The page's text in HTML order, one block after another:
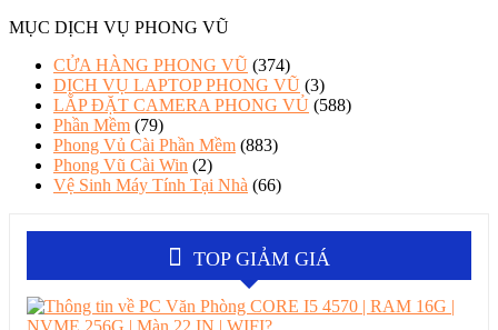
MỤC DỊCH VỤ PHONG VŨ
CỬA HÀNG PHONG VŨ (374)
DỊCH VỤ LAPTOP PHONG VŨ (3)
LẮP ĐẶT CAMERA PHONG VỦ (588)
Phần Mềm (79)
Phong Vủ Cài Phần Mềm (883)
Phong Vũ Cài Win (2)
Vệ Sinh Máy Tính Tại Nhà (66)
TOP GIẢM GIÁ